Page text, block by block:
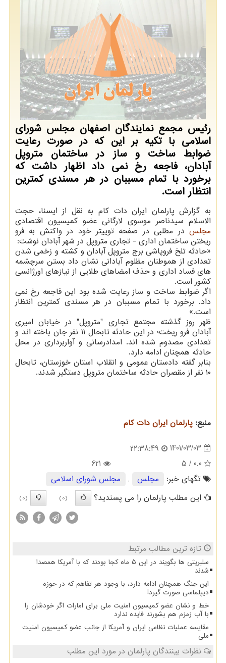
رئیس مجمع نمایندگان اصفهان مجلس شورای
اسلامی با تکیه بر این که در صورت رعایت
ضوابط ساخت و ساز در ساختمان متروپل
آبادان، فاجعه رخ نمی داد اظهار داشت که
برخورد با تمام مسببان در هر مسندی کمترین
انتظار است.
به گزارش پارلمان ایران دات کام به نقل از ایسنا، حجت
الاسلام سیدناصر موسوی لارگانی عضو کمیسیون اقتصادی
مجلس در مطلبی در صفحه توییتر خود در واکنش به فرو
ریختن ساختمان اداری - تجاری متروپل در شهر آبادان نوشت:
«حادثه تلخ فروپاشی ⁧‫برج متروپل آبادان‬⁩ و کشته و زخمی شدن
تعدادی از هموطنان مظلوم آبادانی نشان داد بستن سرچشمه
های فساد اداری و حذف امضاهای طلایی از نیازهای اورژانسی
کشور است.
اگر ضوابط ساخت و ساز رعایت شده بود این فاجعه رخ نمی
داد. برخورد با تمام مسببان در هر مسندی کمترین انتظار
است.»
ظهر روز گذشته مجتمع تجاری "متروپل" در خیابان امیری
آبادان فرو ریخت؛ در این حادثه تابحال ۱۱ نفر جان باخته اند و
تعدادی مصدوم شده اند. امدادرسانی و آواربرداری در محل
حادثه همچنان ادامه دارد.
بنابر گفته دادستان عمومی و انقلاب استان خوزستان، تابحال
۱۰ نفر از مقصران حادثه ساختمان متروپل دستگیر شدند.
منبع: پارلمان ایران دات كام
1401/03/03
22:38:49
0.0
/ 5
621
تگهای خبر:
مجلس ,
مجلس شورای اسلامی
این مطلب پارلمان را می پسندید؟
(0)
(0)
تازه ترین مطالب مرتبط
سلبریتی ها بگویند در این ۵ ماه کجا بودند که با آمریکا همصدا
شدند
این جنگ همچنان ادامه دارد، با وجود هر تفاهم که در حوزه
دیپلماسی صورت گیرد!
خط و نشان عضو کمیسیون امنیت ملی برای امارات اگر خودشان را
با آب زمزم هم بشورند فایده ندارد
مقایسه عملیات نظامی ایران و آمریکا از جانب عضو کمیسیون امنیت
ملی
نظرات بینندگان پارلمان در مورد این مطلب